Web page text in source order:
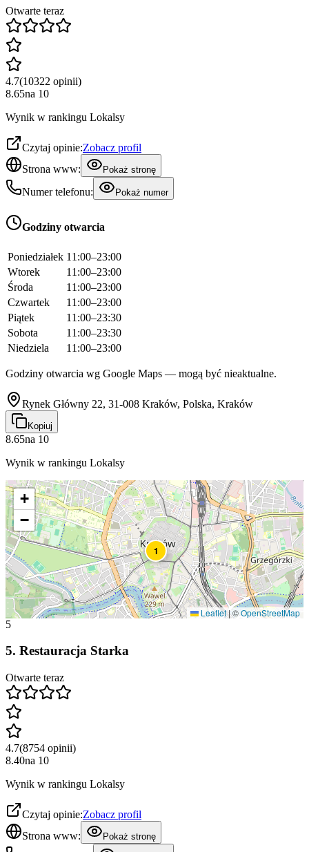
Otwarte teraz
4.7(10322 opinii)
8.65na 10
Wynik w rankingu Lokalsy
Czytaj opinie:Zobacz profil
Strona www:
Pokaż stronę
Numer telefonu: Pokaż numer
Godziny otwarcia
Poniedziałek 11:00–23:00
Wtorek
11:00–23:00
Środa
11:00–23:00
Czwartek
11:00–23:00
Piątek
11:00–23:30
Sobota
11:00–23:30
Niedziela
11:00–23:00
Godziny otwarcia wg Google Maps — mogą być nieaktualne.
Rynek Główny 22, 31-008 Kraków, Polska, Kraków
Kopiuj
8.65na 10
Wynik w rankingu Lokalsy
1
+
−
Leaflet|©OpenStreetMap
5
5. Restauracja Starka
Otwarte teraz
4.7(8754 opinii)
8.40na 10
Wynik w rankingu Lokalsy
Czytaj opinie:Zobacz profil
Strona www:
Pokaż stronę